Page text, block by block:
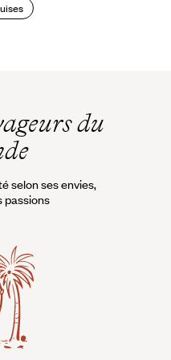
ou sur bois, bijoux
la perle, des sites
fait le plus naturellement
luxe mais sans chichis,
chaleureux.
Entre amis, en famille :
baisse le coût du
gratuits : baignade,
de la faune sous
à pied ou à vélo.
vie nocturne sur place, on
de privatiser de petits
du
selon ses envies,
passions